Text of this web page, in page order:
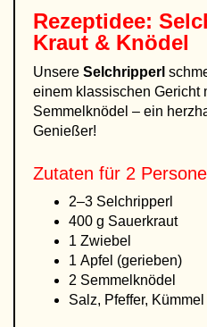
Rezeptidee:
Kraut & Knödel
Unsere Selchripperl
einem klassischen Gericht
Semmelknödel – ein
Genießer!
Zutaten für 2
2–3 Selchripperl
400 g Sauerkraut
1 Zwiebel
1 Apfel (gerieben)
2 Semmelknödel
Salz, Pfeffer, Kümmel